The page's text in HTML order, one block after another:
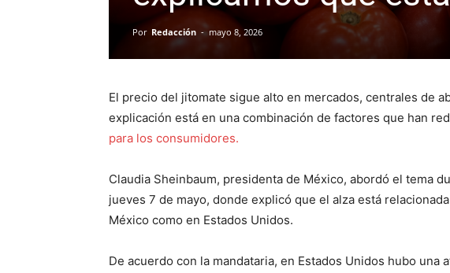
Por Redacción - mayo 8, 2026
El precio del jitomate sigue alto en mercados, centrales de
explicación está en una combinación de factores que han
para los consumidores.
Claudia Sheinbaum, presidenta de México, abordó el tema
jueves 7 de mayo, donde explicó que el alza está
México como en Estados Unidos.
De acuerdo con la mandataria, en Estados Unidos hubo una